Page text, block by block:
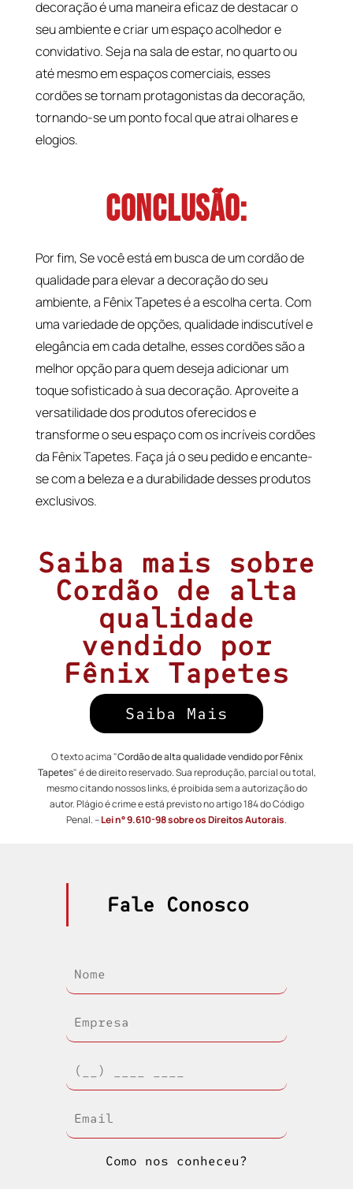
decoração é uma maneira eficaz de destacar o
seu ambiente e criar um espaço acolhedor e
convidativo. Seja na sala de estar, no quarto ou
até mesmo em espaços comerciais, esses
cordões se tornam protagonistas da decoração,
tornando-se um ponto focal que atrai olhares e
elogios.
Conclusão:
Por fim, Se você está em busca de um cordão de
qualidade para elevar a decoração do seu
ambiente, a Fênix Tapetes é a escolha certa. Com
uma variedade de opções, qualidade indiscutível e
elegância em cada detalhe, esses cordões são a
melhor opção para quem deseja adicionar um
toque sofisticado à sua decoração. Aproveite a
versatilidade dos produtos oferecidos e
transforme o seu espaço com os incríveis cordões
da Fênix Tapetes. Faça já o seu pedido e encante-
se com a beleza e a durabilidade desses produtos
exclusivos.
Saiba mais sobre
Cordão de alta
qualidade
vendido por
Fênix Tapetes
Saiba Mais
O texto acima "Cordão de alta qualidade vendido por Fênix
Tapetes" é de direito reservado. Sua reprodução, parcial ou total,
mesmo citando nossos links, é proibida sem a autorização do
autor. Plágio é crime e está previsto no artigo 184 do Código
Penal. –Lei n° 9.610-98 sobre os Direitos Autorais.
Fale Conosco
Como nos conheceu?